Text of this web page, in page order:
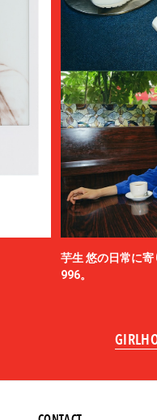
芋生 悠の日常に
996。